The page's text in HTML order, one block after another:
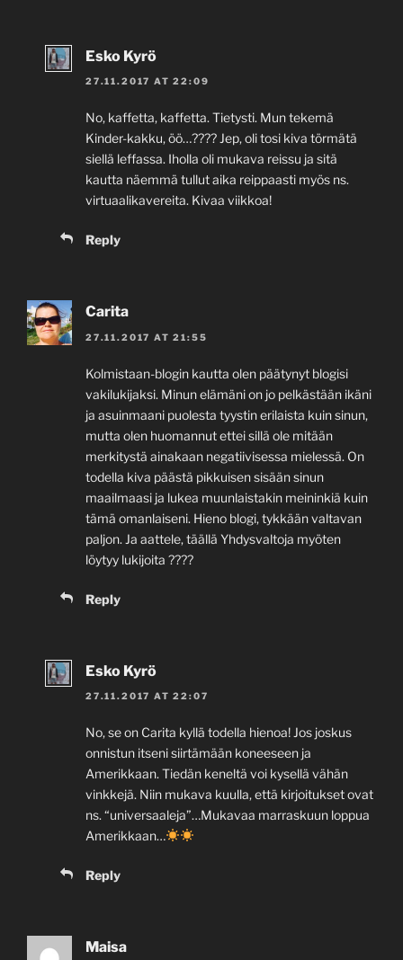
Esko Kyrö
27.11.2017 AT 22:09
No, kaffetta, kaffetta. Tietysti. Mun tekemä
Kinder-kakku, öö…???? Jep, oli tosi kiva törmätä
siellä leffassa. Iholla oli mukava reissu ja sitä
kautta näemmä tullut aika reippaasti myös ns.
virtuaalikavereita. Kivaa viikkoa!
Reply
Carita
27.11.2017 AT 21:55
Kolmistaan-blogin kautta olen päätynyt blogisi
vakilukijaksi. Minun elämäni on jo pelkästään ikäni
ja asuinmaani puolesta tyystin erilaista kuin sinun,
mutta olen huomannut ettei sillä ole mitään
merkitystä ainakaan negatiivisessa mielessä. On
todella kiva päästä pikkuisen sisään sinun
maailmaasi ja lukea muunlaistakin meininkiä kuin
tämä omanlaiseni. Hieno blogi, tykkään valtavan
paljon. Ja aattele, täällä Yhdysvaltoja myöten
löytyy lukijoita ????
Reply
Esko Kyrö
27.11.2017 AT 22:07
No, se on Carita kyllä todella hienoa! Jos joskus
onnistun itseni siirtämään koneeseen ja
Amerikkaan. Tiedän keneltä voi kysellä vähän
vinkkejä. Niin mukava kuulla, että kirjoitukset ovat
ns. “universaaleja”…Mukavaa marraskuun loppua
Amerikkaan…
Reply
Maisa